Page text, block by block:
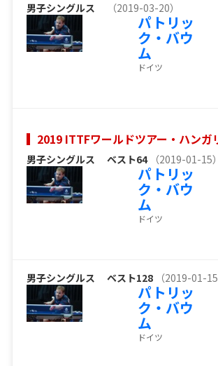
男子シングルス （2019-03-20）
パトリッ
ク・バウ
ム
ドイツ
2019 ITTFワールドツアー・ハンガ
男子シングルス ベスト64 （2019-01-15）
パトリッ
ク・バウ
ム
ドイツ
男子シングルス ベスト128 （2019-01-15
パトリッ
ク・バウ
ム
ドイツ